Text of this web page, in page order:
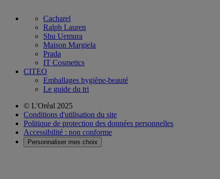
Cacharel
Ralph Lauren
Shu Uemura
Maison Margiela
Prada
IT Cosmetics
CITEO
Emballages hygiène-beauté
Le guide du tri
© L'Oréal 2025
Conditions d'utilisation du site
Politique de protection des données personnelles
Accessibilité : non conforme
Personnaliser mes choix